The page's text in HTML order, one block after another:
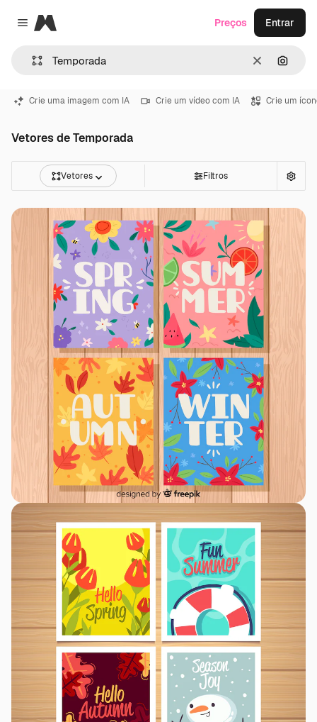
Close menu
Magnific
Limpar
Preços Entrar
Crie uma imagem com IA Crie um vídeo com IA Crie um
Vetores de Temporada
Vetores Filtros